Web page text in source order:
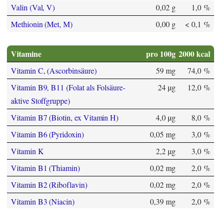
Valin (Val, V)
0,02 g
1,0 %
Methionin (Met, M)
0,00 g < 0,1 %
Vitamine pro 100g 2000 kcal
Vitamin C, (Ascorbinsäure) 59 mg
74,0 %
Vitamin B9, B11 (Folat als Folsäure-
aktive Stoffgruppe)
24 µg 12,0 %
Vitamin B7 (Biotin, ex Vitamin H) 4,0 µg
8,0 %
Vitamin B6 (Pyridoxin)
0,05 mg
3,0 %
Vitamin K
2,2 µg
3,0 %
Vitamin B1 (Thiamin)
0,02 mg
2,0 %
Vitamin B2 (Riboflavin)
0,02 mg
2,0 %
Vitamin B3 (Niacin)
0,39 mg
2,0 %